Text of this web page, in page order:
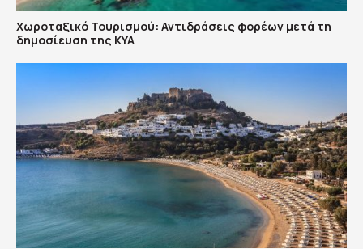
Χωροταξικό Τουρισμού: Αντιδράσεις φορέων μετά τη
δημοσίευση της ΚΥΑ